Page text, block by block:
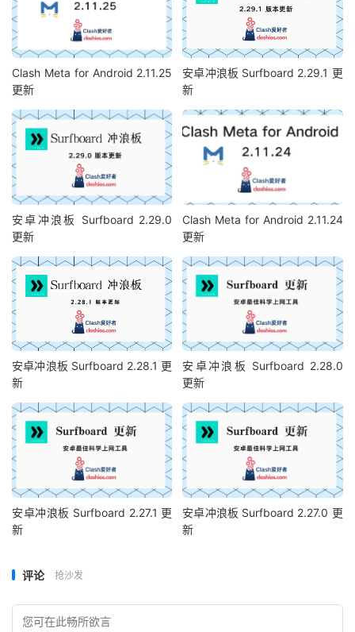
Clash Meta for Android 2.11.25
更新
安卓冲浪板 Surfboard 2.29.1 更
新
安卓冲浪板 Surfboard 2.29.0
更新
Clash Meta for Android 2.11.24
更新
安卓冲浪板 Surfboard 2.28.1 更
新
安卓冲浪板 Surfboard 2.28.0
更新
安卓冲浪板 Surfboard 2.27.1 更
新
安卓冲浪板 Surfboard 2.27.0 更
新
评论 抢沙发